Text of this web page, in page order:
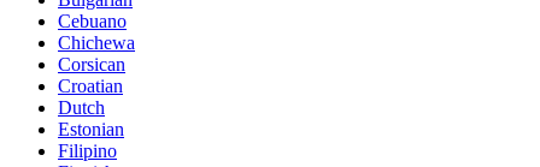
Cebuano
Chichewa
Corsican
Croatian
Dutch
Estonian
Filipino